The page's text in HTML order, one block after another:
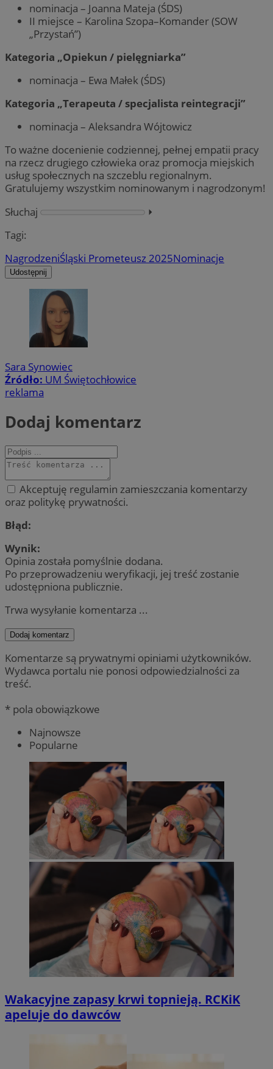
nominacja – Joanna Mateja (ŚDS)
II miejsce – Karolina Szopa–Komander (SOW
„Przystań”)
Kategoria „Opiekun / pielęgniarka”
nominacja – Ewa Małek (ŚDS)
Kategoria „Terapeuta / specjalista reintegracji”
nominacja – Aleksandra Wójtowicz
To ważne docenienie codziennej, pełnej empatii pracy
na rzecz drugiego człowieka oraz promocja miejskich
usług społecznych na szczeblu regionalnym.
Gratulujemy wszystkim nominowanym i nagrodzonym!
Słuchaj
⏵︎
Tagi:
NagrodzeniŚląski Prometeusz 2025Nominacje
Udostępnij
Sara Synowiec
Źródło: UM Świętochłowice
reklama
Dodaj komentarz
Akceptuję regulamin zamieszczania komentarzy
oraz politykę prywatności.
Błąd:
Wynik:
Opinia została pomyślnie dodana.
Po przeprowadzeniu weryfikacji, jej treść zostanie
udostępniona publicznie.
Trwa wysyłanie komentarza ...
Dodaj komentarz
Komentarze są prywatnymi opiniami użytkowników.
Wydawca portalu nie ponosi odpowiedzialności za
treść.
* pola obowiązkowe
Najnowsze
Popularne
Wakacyjne zapasy krwi topnieją. RCKiK
apeluje do dawców